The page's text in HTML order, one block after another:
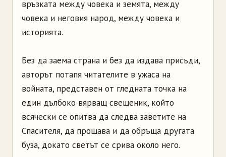
връзката между човека и земята, между
човека и неговия народ, между човека и
историята.
Без да заема страна и без да издава присъди,
авторът потапя читателите в ужаса на
войната, представен от гледната точка на
един дълбоко вярващ свещеник, който
всячески се опитва да следва заветите на
Спасителя, да прощава и да обръща другата
буза, докато светът се срива около него.